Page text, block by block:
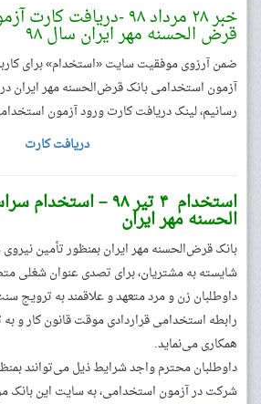
خبر ۲۸ مرداد ۹۸ -دریافت
قرض الحسنه مهر ایران سال ۹۸
ضمن آرزوی موفقیت سایت «استخدام» برای
رسانیم، لینک دریافت کارت ورود آزمون
دریافت کارت
استخدام ۴ تیر ۹۸ –
الحسنه مهر ایران
بانک قرض‌الحسنه مهر ایران بمنظور تأمین
شایسته به مشتریان، برای تصدی عنوان شغلی
داوطلبان زن و مرد متعهد و علاقمند به ترویج
رابطه استخدامی قراردادی موقت قانون کار و
همکاری می‌نماید.
داوطلبان محترم واجد شرایط ذیل می‌توانند
شرکت در آزمون استخدامی، به سایت این بانک